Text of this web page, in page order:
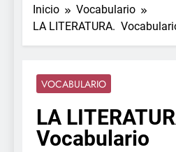
Inicio
Vocabulario
LA LITERATURA.
VOCABULARIO
LA
Vocabulario